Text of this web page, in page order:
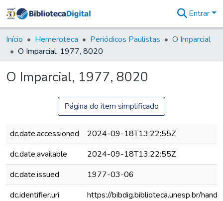
&
Coleções
Tudo na
Digital
Entrar
Início Hemeroteca Periódicos Paulistas
O Imparcial
O Imparcial, 1977, 8020
O Imparcial, 1977, 8020
Página do item simplificado
dc.date.accessioned
2024-09-18T13:22:55Z
dc.date.available
2024-09-18T13:22:55Z
dc.date.issued
1977-03-06
dc.identifier.uri
https://bibdig.biblioteca.unesp.br/